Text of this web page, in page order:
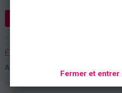
ÉVÈNEMENTS À VENIR
Aucun évènement à afficher.
Fermer et entrer